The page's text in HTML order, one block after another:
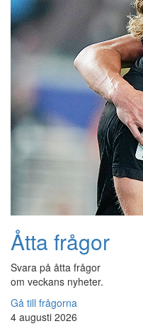
Åtta frågor
Svara på åtta frågor
om veckans nyheter.
Gå till frågorna
4 augusti 2026